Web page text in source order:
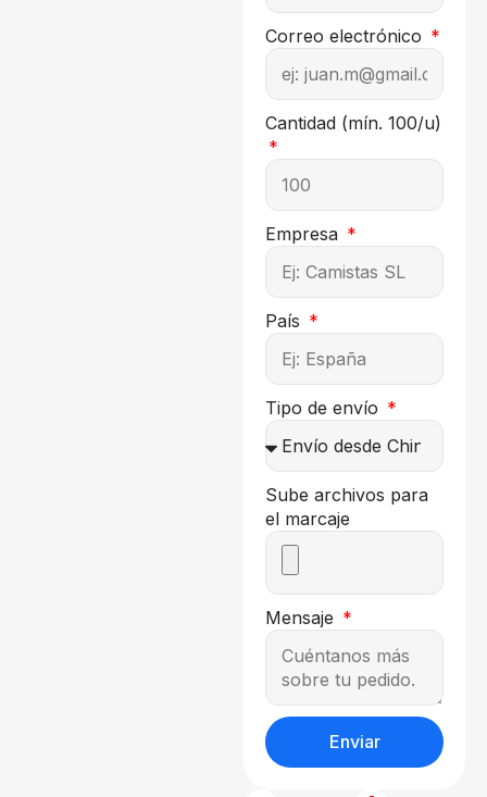
Correo electrónico
Cantidad (mín. 100/u)
Empresa
País
Tipo de envío
Sube archivos para
el marcaje
Mensaje
Enviar